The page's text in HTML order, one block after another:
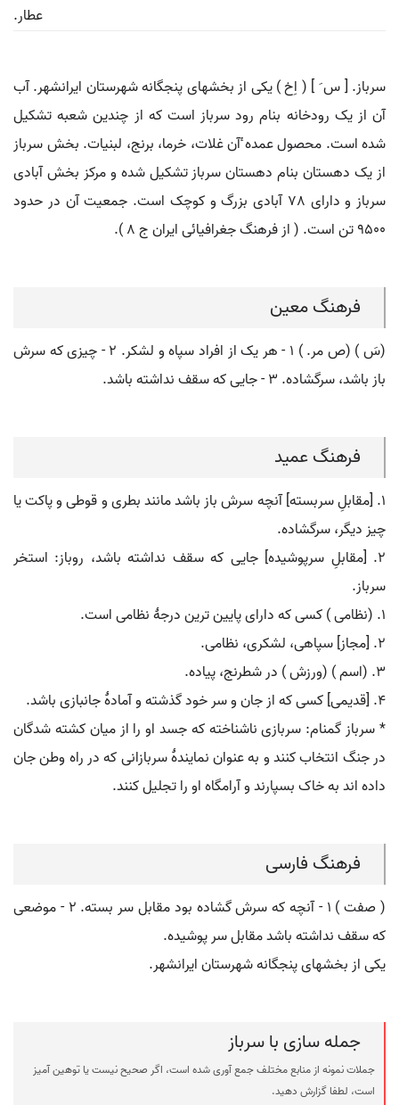
عطار.
سرباز. [ س َ ] ( اِخ ) یکی از بخشهای پنجگانه شهرستان ایرانشهر. آب
آن از یک رودخانه بنام رود سرباز است که از چندین شعبه تشکیل
شده است. محصول عمده ٔآن غلات، خرما، برنج، لبنیات. بخش سرباز
از یک دهستان بنام دهستان سرباز تشکیل شده و مرکز بخش آبادی
سرباز و دارای 78 آبادی بزرگ و کوچک است. جمعیت آن در حدود
9500 تن است. ( از فرهنگ جغرافیائی ایران ج 8 ).
فرهنگ معین
(سَ ) (ص مر. ) ۱ - هر یک از افراد سپاه و لشکر. ۲ - چیزی که سرش
باز باشد، سرگشاده. ۳ - جایی که سقف نداشته باشد.
فرهنگ عمید
۱. [مقابلِ سربسته] آنچه سرش باز باشد مانند بطری و قوطی و پاکت یا
چیز دیگر، سرگشاده.
۲. [مقابلِ سرپوشیده] جایی که سقف نداشته باشد، روباز: استخر
سرباز.
۱. (نظامی ) کسی که دارای پایین ترین درجۀ نظامی است.
۲. [مجاز] سپاهی، لشکری، نظامی.
۳. (اسم ) (ورزش ) در شطرنج، پیاده.
۴. [قدیمی] کسی که از جان و سر خود گذشته و آمادۀ جانبازی باشد.
* سرباز گمنام: سربازی ناشناخته که جسد او را از میان کشته شدگان
در جنگ انتخاب کنند و به عنوان نمایندۀ سربازانی که در راه وطن جان
داده اند به خاک بسپارند و آرامگاه او را تجلیل کنند.
فرهنگ فارسی
( صفت ) ۱ - آنچه که سرش گشاده بود مقابل سر بسته. ۲ - موضعی
که سقف نداشته باشد مقابل سر پوشیده.
یکی از بخشهای پنجگانه شهرستان ایرانشهر.
جمله سازی با سرباز
جملات نمونه از منابع مختلف جمع آوری شده است، اگر صحیح نیست یا توهین آمیز
است، لطفا گزارش دهید.